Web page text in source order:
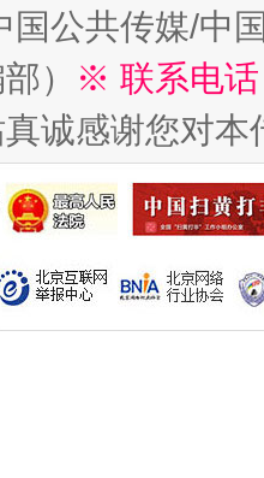
国公共传媒/中
）
※ 联系电
诚感谢您对